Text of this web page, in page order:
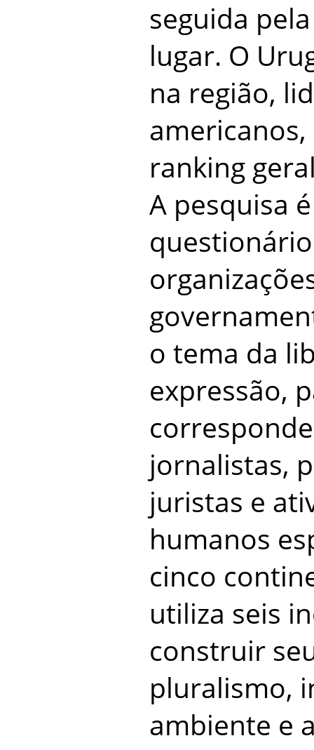
seguida
lugar. O
na região,
ranking
A pesquisa
o tema da
expressão,
jornalistas,
juristas e
humanos
cinco
utiliza seis
construir
pluralismo,
ambiente e